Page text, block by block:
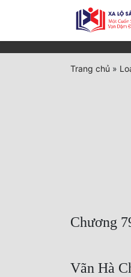
Trang chủ »
Chương
Vãn Hà